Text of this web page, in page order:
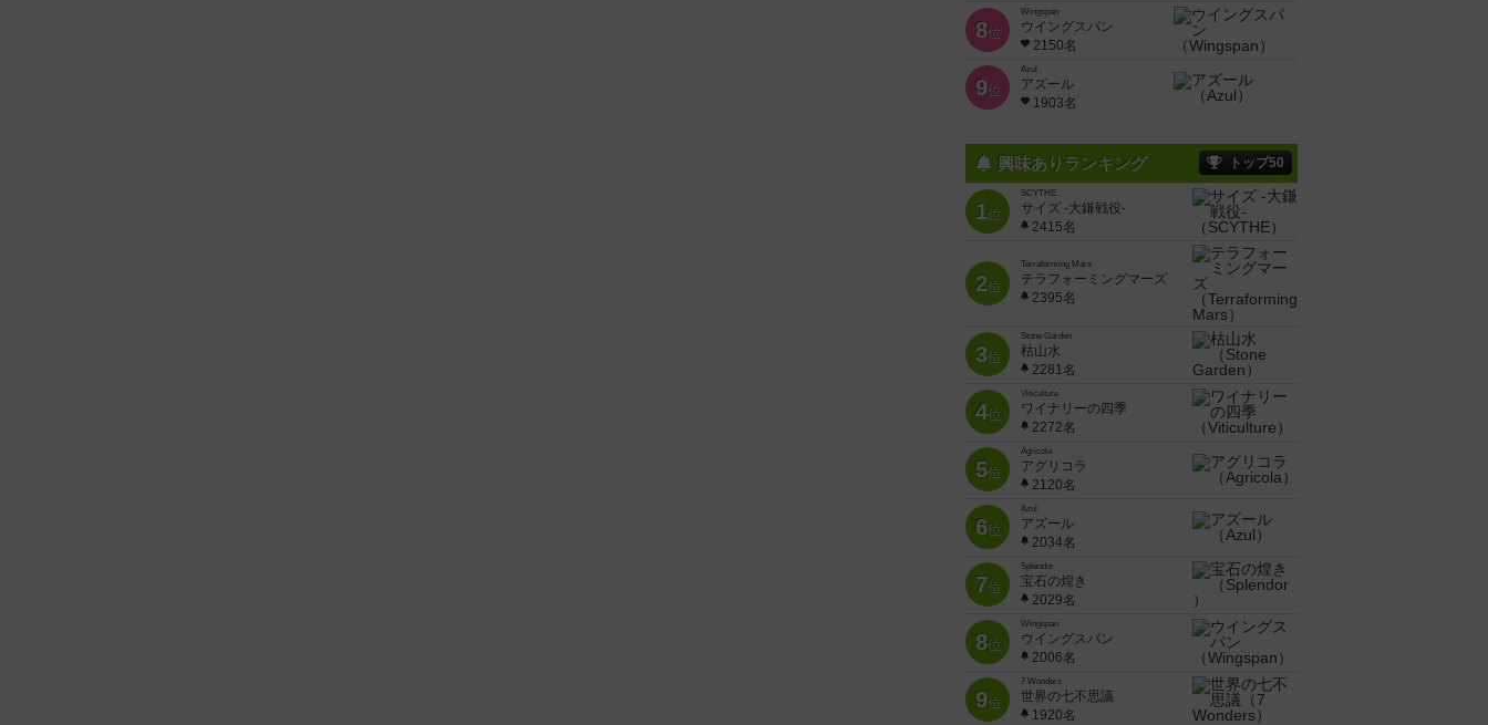
8位
Wingspan
ウイングスパン
2150名
9位
Azul
アズール
1903名
興味ありランキング トップ50
1位
SCYTHE
サイズ -大鎌戦役-
2415名
2位
Terraforming Mars
テラフォーミングマーズ
2395名
3位
Stone Garden
枯山水
2281名
4位
Viticulture
ワイナリーの四季
2272名
5位
Agricola
アグリコラ
2120名
6位
Azul
アズール
2034名
7位
Splendor
宝石の煌き
2029名
8位
Wingspan
ウイングスパン
2006名
9位
7 Wonders
世界の七不思議
1920名